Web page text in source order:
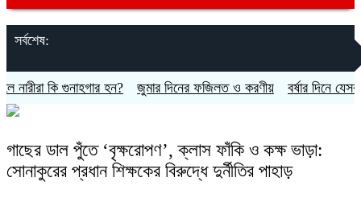
সর্বশেষ:
কি গুনাহগার হন? জুমার দিনের ফজিলত ও করণীয় বর্ষার দিনে যেসব
গাছের ডাল পুঁতে ‘বৃক্ষরোপণ’, ক্লাস ফাঁকি ও কক্ষ ভাড়া:
সোনাকুরের প্রধান শিক্ষকের বিরুদ্ধে দুর্নীতির পাহাড়